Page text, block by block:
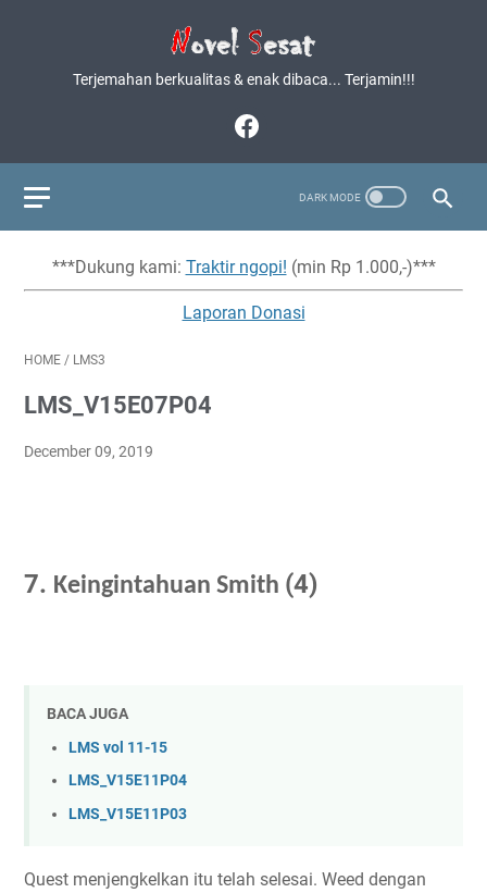
Terjemahan berkualitas & enak dibaca... Terjamin!!!
***Dukung kami: Traktir ngopi! (min Rp 1.000,-)***
Laporan Donasi
HOME / LMS3
LMS_V15E07P04
December 09, 2019
7. Keingintahuan Smith (4)
BACA JUGA
LMS vol 11-15
LMS_V15E11P04
LMS_V15E11P03
Quest menjengkelkan itu telah selesai. Weed dengan